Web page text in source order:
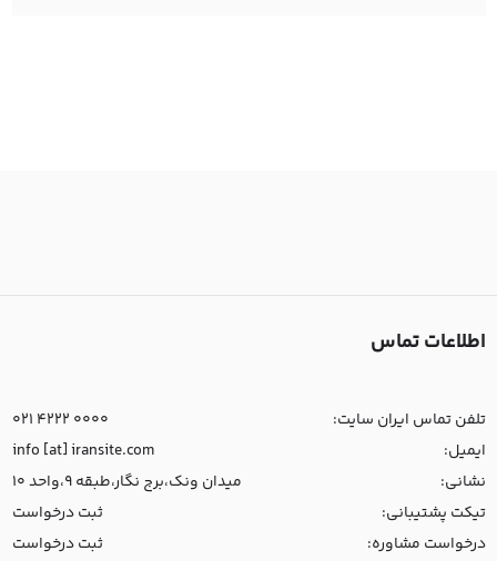
اطلاعات تماس
تلفن تماس ایران سایت:
021 4222 0000
ایمیل:
info [at] iransite.com
نشانی:
میدان ونک،برج نگار،طبقه 9،واحد 10
تیکت پشتیبانی:
ثبت درخواست
درخواست مشاوره:
ثبت درخواست